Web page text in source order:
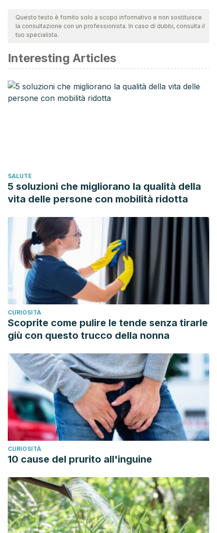
Questo testo è fornito solo a scopo informativo e non sostituisce
la consultazione con un professionista. In caso di dubbi, consulta il
tuo specialista.
Interesting Articles
SALUTE
5 soluzioni che migliorano la qualità della
vita delle persone con mobilità ridotta
CURIOSITÀ
Scoprite come pulire le tende senza tirarle
giù con questo trucco della nonna
CURIOSITÀ
10 cause del prurito all'inguine